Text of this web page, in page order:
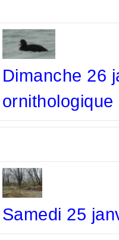
Dimanche 26
Samedi 25